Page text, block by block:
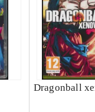
Dragonball